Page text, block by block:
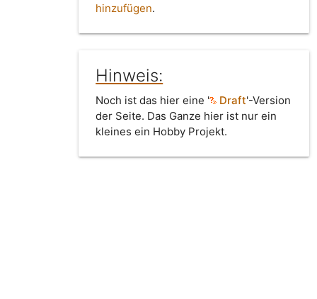
hinzufügen.
Hinweis:
Noch ist das hier eine ' Draft'-Version
der Seite. Das Ganze hier ist nur ein
kleines ein Hobby Projekt.